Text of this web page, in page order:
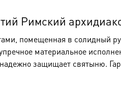
Римский
помещенная в солидный
материальное
защищает святыню.